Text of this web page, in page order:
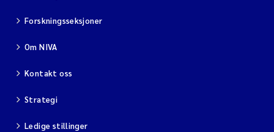
Forskningsseksjoner
Om NIVA
Kontakt oss
Strategi
Ledige stillinger